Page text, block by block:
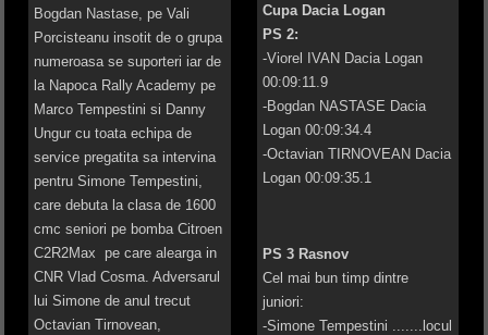
Bogdan Nastase, pe Vali
Porcisteanu insotit de o grupa
numeroasa se suporteri iar de
la Napoca Rally Academy pe
Marco Tempestini si Danny
Ungur cu toata echipa de
service pregatita sa intervina
pentru Simone Tempestini,
care debuta la clasa de 1600
cmc seniori pe bomba Citroen
C2R2Max pe care alearga in
CNR Vlad Cosma. Adversarul
lui Simone de anul trecut
Octavian Tirnovean,
Cupa Dacia Logan
PS 2:
-Viorel IVAN Dacia Logan
00:09:11.9
-Bogdan NASTASE Dacia
Logan 00:09:34.4
-Octavian TIRNOVEAN Dacia
Logan 00:09:35.1
PS 3 Rasnov
Cel mai bun timp dintre
juniori:
-Simone Tempestini .......locul